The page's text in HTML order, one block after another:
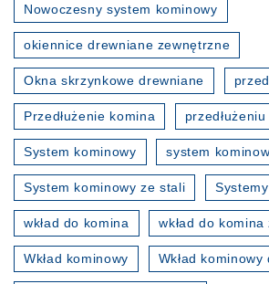
Nowoczesny system kominowy
okiennice drewniane zewnętrzne
Okna skrzynkowe drewniane
Przedłużenie komina
System kominowy system
System kominowy ze stali
wkład do komina wkład do komina
Wkład kominowy Wkład kominowy